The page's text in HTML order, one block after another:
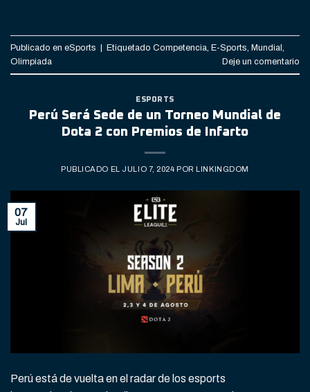
Publicado en eSports | Etiquetado Competencia E-Sports Mundial
Olimpiada
Deje un comentario
ESPORTS
Perú Será Sede de un Torneo Mundial de
Dota 2 con Premios de Infarto
PUBLICADO EL JULIO 7, 2024 POR LINKINGDOM
07
Jul
Perú está de vuelta en el radar de los esports